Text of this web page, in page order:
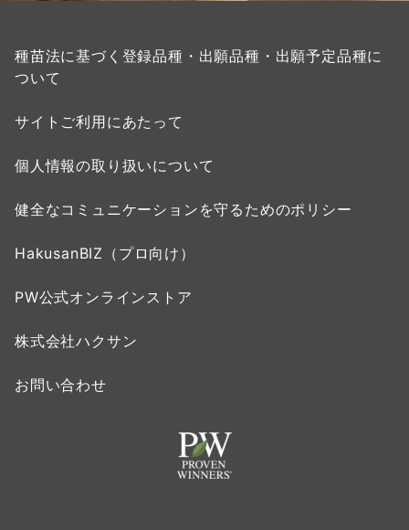
種苗法に基づく登録品種・出願品種・出願予定品種に
ついて
サイトご利用にあたって
個人情報の取り扱いについて
健全なコミュニケーションを守るためのポリシー
HakusanBIZ（プロ向け）
PW公式オンラインストア
株式会社ハクサン
お問い合わせ